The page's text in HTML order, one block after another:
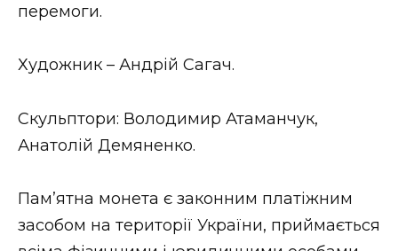
перемоги.
Художник – Андрій Сагач.
Скульптори: Володимир Атаманчук,
Анатолій Демяненко.
Пам’ятна монета є законним платіжним
засобом на території України, приймається